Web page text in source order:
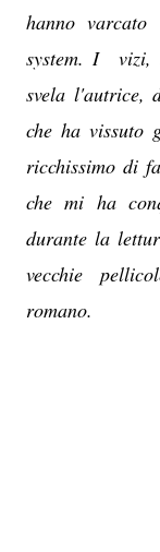
hanno
system. I vizi,
svela l'autrice,
che ha vissuto
ricchissimo di
che mi ha
durante la
vecchie
romano.